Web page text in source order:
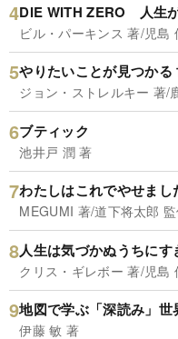
DIE WITH ZERO 人生
ビル・パーキンス 著/児島
やりたいことが見つか
ジョン・ストレルキー 著/
ブティック
池井戸 潤 著
わたしはこれでやせまし
MEGUMI 著/道下将太郎
人生は気づかぬうちにす
クリス・ギレボー 著/児島
地図で学ぶ「深読み」世
伊藤 敏 著